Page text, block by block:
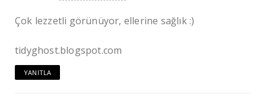
Çok lezzetli görünüyor, ellerine sağlık :)
tidyghost.blogspot.com
YANITLA